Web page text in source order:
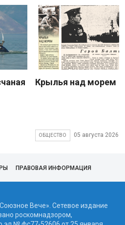
Крылья над морем
ОБЩЕСТВО 05 августа 2026
ПРАВОВАЯ ИНФОРМАЦИЯ
Вече». Сетевое издание
роскомнадзором,